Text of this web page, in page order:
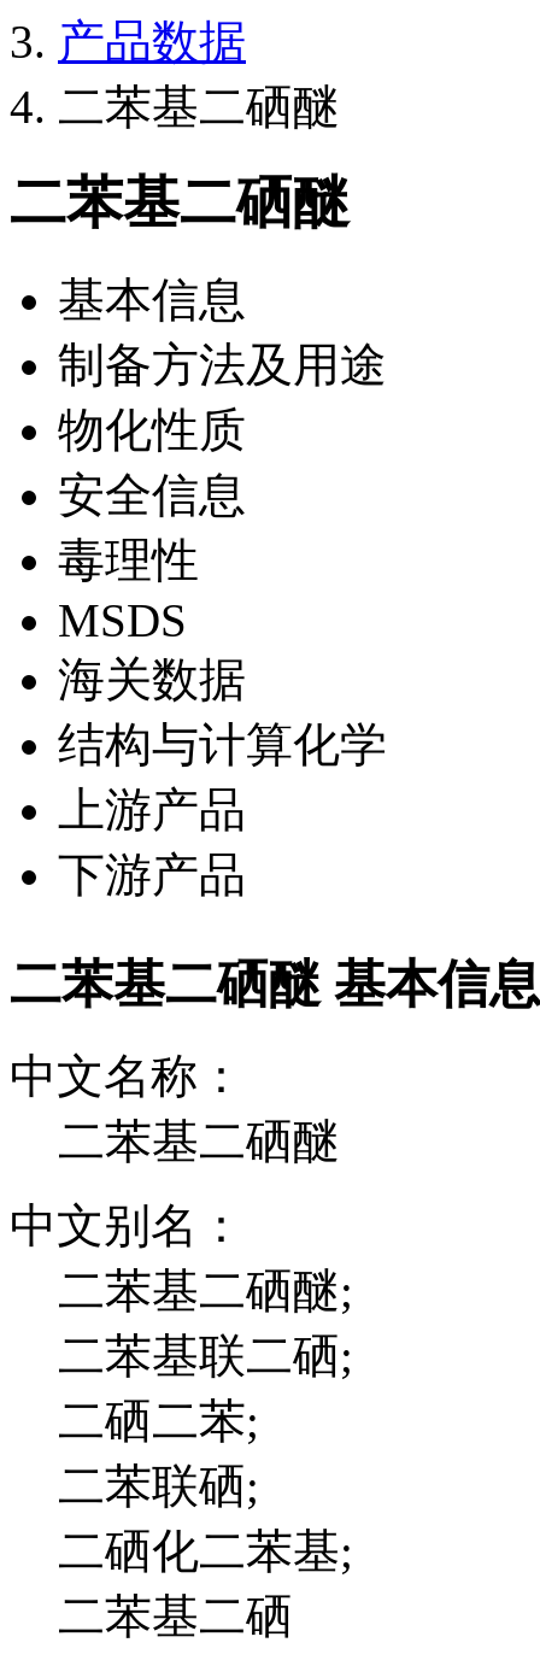
产品数据
二苯基二硒醚
二苯基二硒醚
基本信息
制备方法及用途
物化性质
安全信息
毒理性
MSDS
海关数据
结构与计算化学
上游产品
下游产品
二苯基二硒醚 基本信息
中文名称：
二苯基二硒醚
中文别名：
二苯基二硒醚;
二苯基联二硒;
二硒二苯;
二苯联硒;
二硒化二苯基;
二苯基二硒